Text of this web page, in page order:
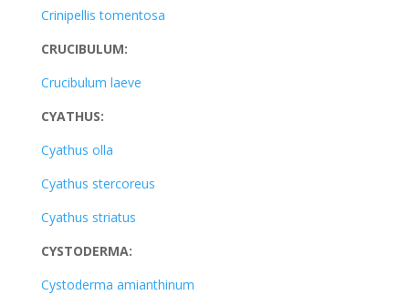
Crinipellis tomentosa
CRUCIBULUM:
Crucibulum laeve
CYATHUS:
Cyathus olla
Cyathus stercoreus
Cyathus striatus
CYSTODERMA:
Cystoderma amianthinum